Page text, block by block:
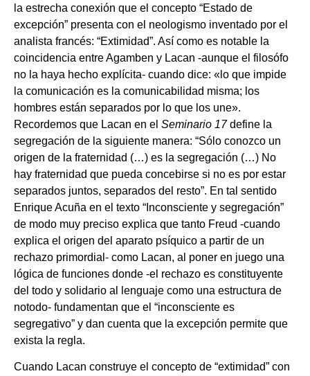
la estrecha conexión que el concepto “Estado de
excepción” presenta con el neologismo inventado por el
analista francés: “Extimidad”. Así como es notable la
coincidencia entre Agamben y Lacan -aunque el filosófo
no la haya hecho explícita- cuando dice: «lo que impide
la comunicación es la comunicabilidad misma; los
hombres están separados por lo que los une».
Recordemos que Lacan en el Seminario 17define la
segregación de la siguiente manera: “Sólo conozco un
origen de la fraternidad (…) es la segregación (…) No
hay fraternidad que pueda concebirse si no es por estar
separados juntos, separados del resto”. En tal sentido
Enrique Acuña en el texto “Inconsciente y segregación”
de modo muy preciso explica que tanto Freud -cuando
explica el origen del aparato psíquico a partir de un
rechazo primordial- como Lacan, al poner en juego una
lógica de funciones donde -el rechazo es constituyente
del todo y solidario al lenguaje como una estructura de
notodo- fundamentan que el “inconsciente es
segregativo” y dan cuenta que la excepción permite que
exista la regla.
Cuando Lacan construye el concepto de “extimidad” con